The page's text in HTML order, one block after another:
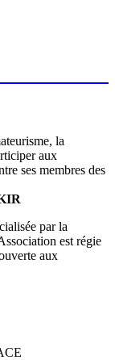
la
aux
ses membres des
par la
est régie
aux